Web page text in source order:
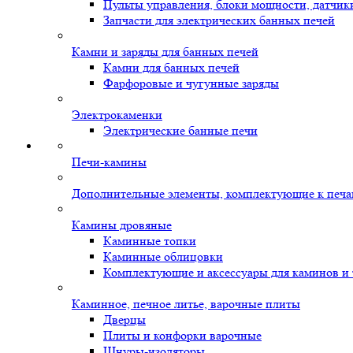
Пульты управления, блоки мощности,
Запчасти для электрических банных печей
Камни и заряды для банных печей
Камни для банных печей
Фарфоровые и чугунные заряды
Электрокаменки
Электрические банные печи
Печи-камины
Дополнительные элементы, комплектующие к
Камины дровяные
Каминные топки
Каминные облицовки
Комплектующие и аксессуары для каминов и
Каминное, печное литье, варочные плиты
Дверцы
Плиты и конфорки варочные